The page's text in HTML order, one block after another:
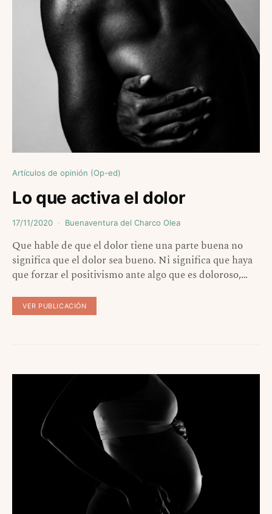
Artículos de opinión (Op-ed)
Lo que activa el dolor
17/11/2020 Buenaventura del Charco Olea
Que hable de que el dolor tiene una parte buena no
significa que el dolor sea bueno. Ni significa que haya
que forzar el positivismo ante algo que es doloroso,…
VER PUBLICACIÓN